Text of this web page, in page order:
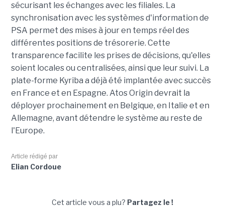
sécurisant les échanges avec les filiales. La
synchronisation avec les systèmes d'information de
PSA permet des mises à jour en temps réel des
différentes positions de trésorerie. Cette
transparence facilite les prises de décisions, qu'elles
soient locales ou centralisées, ainsi que leur suivi. La
plate-forme Kyriba a déjà été implantée avec succès
en France et en Espagne. Atos Origin devrait la
déployer prochainement en Belgique, en Italie et en
Allemagne, avant détendre le système au reste de
l'Europe.
Article rédigé par
Elian Cordoue
Cet article vous a plu? Partagez le !